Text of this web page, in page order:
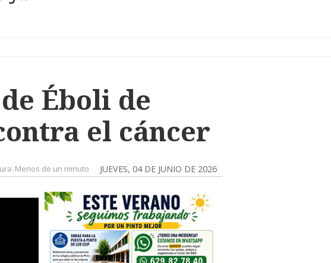
Éboli de
el cáncer
JUEVES, 04 DE JUNIO DE 2026
Menos de un minuto